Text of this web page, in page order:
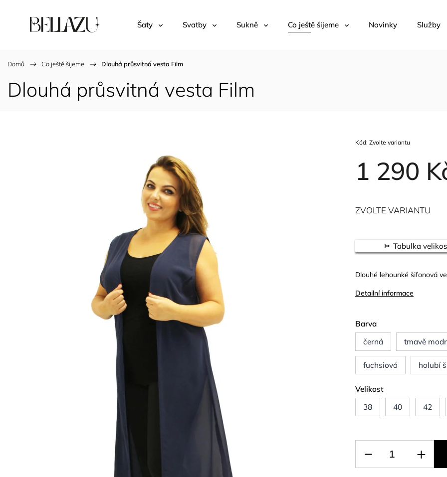
Šaty Svatby Sukně Co ještě šijeme Novinky Služby
Domů / Co ještě šijeme / Dlouhá průsvitná vesta Film
Dlouhá průsvitná vesta Film
1 290
Kód: Zvolte variantu
Dlouhé lehounké šifonová
Detailní informace
Tabulka
Barva
černá
tmavě
fuchsiová holubí
Velikost
38
40 42
ZVOLTE VARIANTU